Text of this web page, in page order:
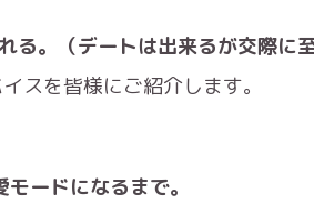
る。（デートは出来るが交際に
スを皆様にご紹介します。
ードになるまで。